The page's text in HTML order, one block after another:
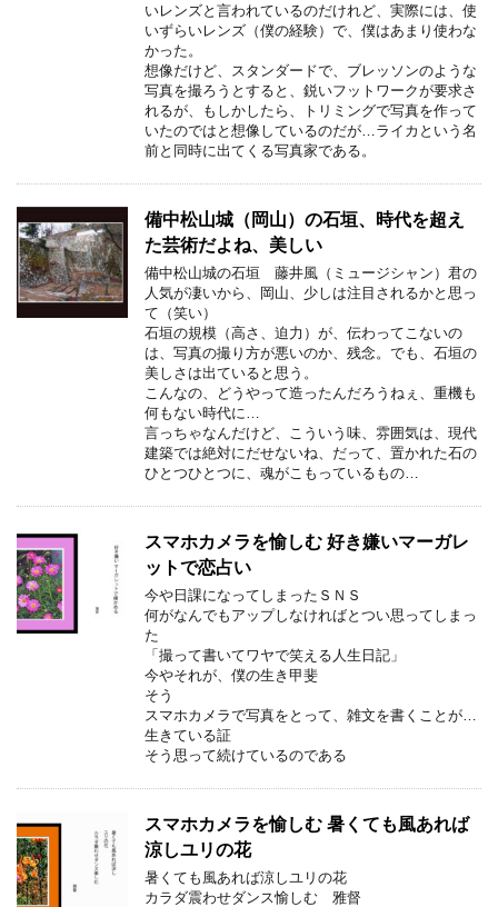
いレンズと言われているのだけれど、実際には、使
いずらいレンズ（僕の経験）で、僕はあまり使わな
かった。
想像だけど、スタンダードで、ブレッソンのような
写真を撮ろうとすると、鋭いフットワークが要求さ
れるが、もしかしたら、トリミングで写真を作って
いたのではと想像しているのだが…ライカという名
前と同時に出てくる写真家である。
備中松山城（岡山）の石垣、時代を超え
た芸術だよね、美しい
備中松山城の石垣 藤井風（ミュージシャン）君の
人気が凄いから、岡山、少しは注目されるかと思っ
て（笑い）
石垣の規模（高さ、迫力）が、伝わってこないの
は、写真の撮り方が悪いのか、残念。でも、石垣の
美しさは出ていると思う。
こんなの、どうやって造ったんだろうねぇ、重機も
何もない時代に…
言っちゃなんだけど、こういう味、雰囲気は、現代
建築では絶対にだせないね、だって、置かれた石の
ひとつひとつに、魂がこもっているもの…
スマホカメラを愉しむ 好き嫌いマーガレ
ットで恋占い
今や日課になってしまったＳＮＳ
何がなんでもアップしなければとつい思ってしまっ
た
「撮って書いてワヤで笑える人生日記」
今やそれが、僕の生き甲斐
そう
スマホカメラで写真をとって、雑文を書くことが…
生きている証
そう思って続けているのである
スマホカメラを愉しむ 暑くても風あれば
涼しユリの花
暑くても風あれば涼しユリの花
カラダ震わせダンス愉しむ 雅督